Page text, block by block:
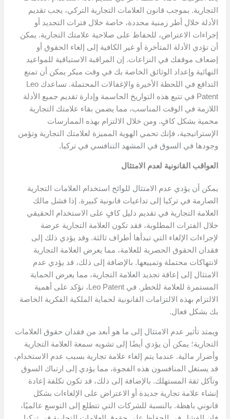
التجارية. بموجب قانون العلامات التجارية التركي، يجب تقديم
الأدلة خلال أطر زمنية محددة، خاصة خلال فترات التجديد أو
إجراءات الاعتراض، للحفاظ على صلاحية علامتك التجارية. يمكن
أن تؤدي الأدلة المتأخرة أو غير الكافية إلى إلغاء الحقوق أو
إضعاف موقفك في النزاعات. إن المراقبة الاستباقية للمواعيد
النهائية وإعداد الوثائق الخاصة بك في وقت مبكر يمكن أن تمنع
التدافع في اللحظة الأخيرة والإغفالات المحتملة. تساعدك Leo
Patent في تتبع هذه التواريخ الحاسمة وإدارة تقديم جميع الأدلة
اللازمة في الوقت المناسب، مما يضمن بقاء علامتك التجارية
محمية بشكل كافٍ. ومن خلال الالتزام بهذه الممارسات
الإستراتيجية، فإنك تحمي الهوية المميزة لعلامتك التجارية وتؤمن
وجودها في السوق في المشهد التنافسي في تركيا.
العواقب القانونية لعدم الامتثال
يمكن أن يؤدي عدم الامتثال للوائح استخدام العلامات التجارية
الصارمة في تركيا إلى تداعيات قانونية كبيرة. إذا فشل مالك
العلامة التجارية في تقديم دليل كافٍ على الاستخدام الحقيقي
خلال الفترات المطلوبة، فقد تكون العلامة التجارية عرضة
لإجراءات الإلغاء التي تبدأها أطراف ثالثة. وقد يؤدي ذلك إلى
فقدان الحقوق الحصرية للعلامة، مما يعرض العلامة التجارية
لانتهاكات محتملة وتمييعها. بالإضافة إلى ذلك، قد يؤدي عدم
الامتثال إلى إعاقة تجديد العلامة التجارية، مما يعرض الحماية
المستمرة للعلامة للخطر. في Leo Patent، نؤكد على أهمية
الالتزام بهذه الالتزامات القانونية لحماية الملكية الفكرية الخاصة
بك بشكل فعال.
ويمتد تأثير عدم الامتثال إلى ما هو أبعد من فقدان حقوق العلامات
التجارية؛ يمكن أن يؤدي أيضًا إلى تشويه سمعة العلامة التجارية
وأضرار مالية. عندما يتم إلغاء علامة تجارية بسبب عدم الاستخدام،
قد يستغل المنافسون هذه الفجوة، مما يؤدي إلى ارتباك السوق
وتآكل ثقة المستهلك. بالإضافة إلى ذلك، قد تكون تكلفة إعادة
إنشاء علامة تجارية جديدة أو الاعتراض على الإلغاءات بشكل
قانوني باهظة. بالنسبة للشركات التي تتطلع إلى التوسع عالميًا،